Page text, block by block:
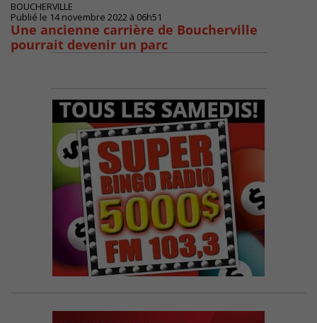
BOUCHERVILLE
Publié le 14 novembre 2022 à 06h51
Une ancienne carrière de Boucherville
pourrait devenir un parc